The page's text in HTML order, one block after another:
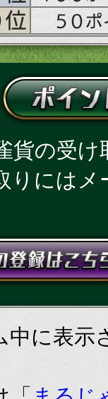
貨の受
りには
中に表示